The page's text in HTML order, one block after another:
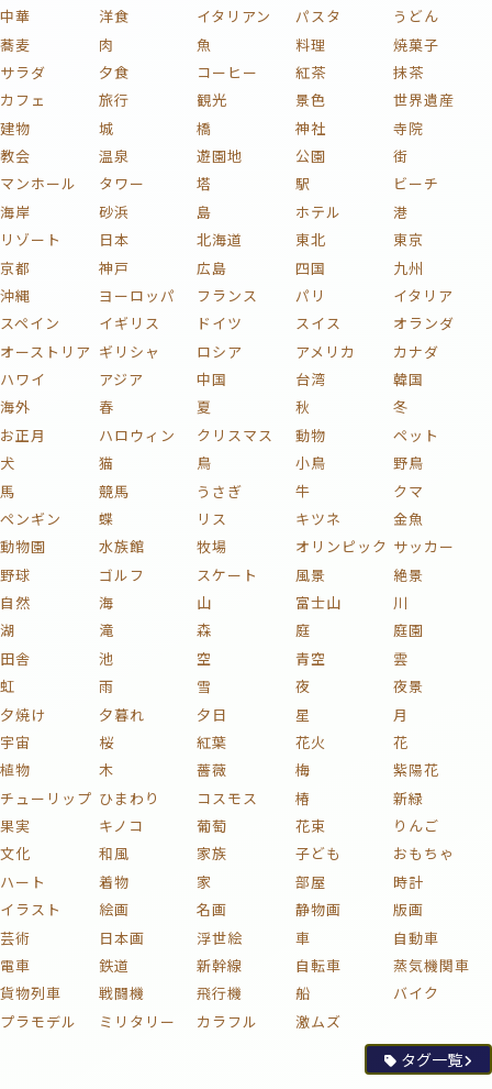
中華
洋食 イタリアン パスタ
うどん
蕎麦
肉 魚 料理
焼菓子
サラダ
夕食 コーヒー 紅茶
抹茶
カフェ
旅行 観光 景色
世界遺産
建物
城 橋 神社
寺院
教会
温泉 遊園地 公園
街
マンホール
タワー 塔 駅
ビーチ
海岸
砂浜 島 ホテル
港
リゾート
日本 北海道 東北
東京
京都
神戸 広島 四国
九州
沖縄
ヨーロッパ フランス パリ
イタリア
スペイン
イギリス ドイツ スイス
オランダ
オーストリア ギリシャ ロシア アメリカ
カナダ
ハワイ
アジア 中国 台湾
韓国
海外
春 夏 秋
冬
お正月
ハロウィン クリスマス 動物
ペット
犬
猫 鳥 小鳥
野鳥
馬
競馬 うさぎ 牛
クマ
ペンギン
蝶 リス キツネ
金魚
動物園
水族館 牧場 オリンピック サッカー
野球
ゴルフ スケート 風景
絶景
自然
海 山 富士山
川
湖
滝 森 庭
庭園
田舎
池 空 青空
雲
虹
雨 雪 夜
夜景
夕焼け
夕暮れ 夕日 星
月
宇宙
桜 紅葉 花火
花
植物
木 薔薇 梅
紫陽花
チューリップ ひまわり コスモス 椿
新緑
果実
キノコ 葡萄 花束
りんご
文化
和風 家族 子ども
おもちゃ
ハート
着物 家 部屋
時計
イラスト
絵画 名画 静物画
版画
芸術
日本画 浮世絵 車
自動車
電車
鉄道 新幹線 自転車
蒸気機関車
貨物列車
戦闘機 飛行機 船
バイク
プラモデル
ミリタリー カラフル 激ムズ
タグ一覧